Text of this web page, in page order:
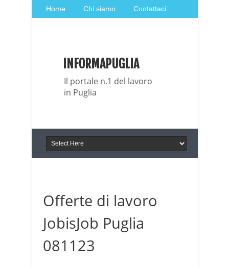
Home Chi siamo Contattaci
Giornale di Puglia
INFORMAPUGLIA
Il portale n.1 del lavoro
in Puglia
Offerte di lavoro
JobisJob Puglia
081123